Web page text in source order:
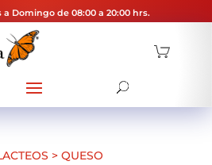
Domingo de 08:00 a 20:00 hrs.
> QUESO